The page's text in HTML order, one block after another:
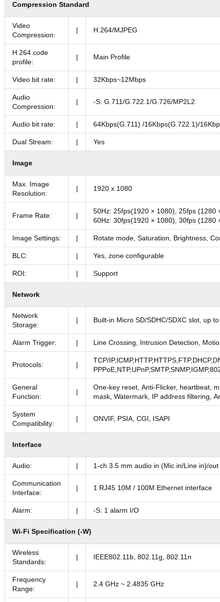
Compression Standard
Video
Compression:
| H.264/MJPEG
H.264 code
profile:
| Main Profile
Video bit rate: | 32Kbps~12Mbps
Audio
Compression:
| -S: G.711/G.722.1/G.726/MP2L2
Audio bit rate: | 64Kbps(G.711) /16Kbps(G.722.1)/
Dual Stream: | Yes
Image
Max. Image
Resolution:
| 1920 x 1080
Frame Rate: |
50Hz: 25fps(1920 × 1080), 25fps (1280
60Hz: 30fps(1920 × 1080), 30fps (1280
Image Settings: | Rotate mode, Saturation, Brightness,
BLC: | Yes, zone configurable
ROI: | Support
Network
Network
Storage:
| Built-in Micro SD/SDHC/SDXC slot, up
Alarm Trigger: | Line Crossing, Intrusion Detection,
Protocols: |
TCP/
General
Function:
|
One-key reset, Anti-Flicker, heartbeat,
mask, Watermark, IP address filtering,
System
Compatibility:
| ONVIF, PSIA, CGI, ISAPI
Interface
Audio: | 1-ch 3.5 mm audio in (Mic in/Line in)/
Communication
Interface:
| 1 RJ45 10M / 100M Ethernet interface
Alarm: | -S: 1 alarm I/O
Wi-Fi Specification (-W)
Wireless
Standards:
| IEEE802.11b, 802.11g, 802.11n
Frequency
Range:
| 2.4 GHz ~ 2.4835 GHz